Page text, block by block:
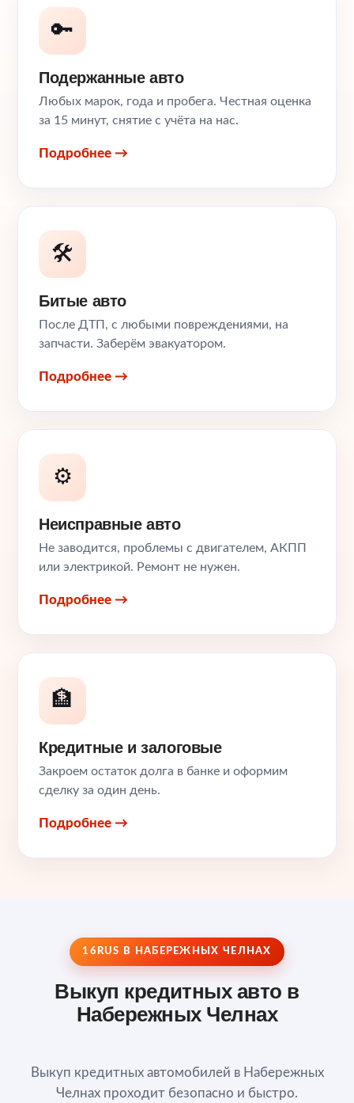
🔑
Подержанные авто
Любых марок, года и пробега. Честная оценка
за 15 минут, снятие с учёта на нас.
Подробнее →
🛠️
Битые авто
После ДТП, с любыми повреждениями, на
запчасти. Заберём эвакуатором.
Подробнее →
⚙️
Неисправные авто
Не заводится, проблемы с двигателем, АКПП
или электрикой. Ремонт не нужен.
Подробнее →
🏦
Кредитные и залоговые
Закроем остаток долга в банке и оформим
сделку за один день.
Подробнее →
16RUS В НАБЕРЕЖНЫХ ЧЕЛНАХ
Выкуп кредитных авто в
Набережных Челнах
Выкуп кредитных автомобилей в Набережных
Челнах проходит безопасно и быстро.